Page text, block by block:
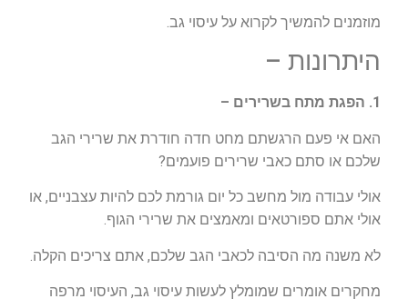
מוזמנים להמשיך לקרוא על עיסוי גב.
היתרונות –
1. הפגת מתח בשרירים –
האם אי פעם הרגשתם מחט חדה חודרת את שרירי הגב
שלכם או סתם כאבי שרירים פועמים?
אולי עבודה מול מחשב כל יום גורמת לכם להיות עצבניים, או
אולי אתם ספורטאים ומאמצים את שרירי הגוף.
לא משנה מה הסיבה לכאבי הגב שלכם, אתם צריכים הקלה.
מחקרים אומרים שמומלץ לעשות עיסוי גב, העיסוי מרפה